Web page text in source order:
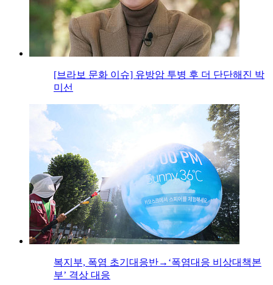
[브라보 문화 이슈] 유방암 투병 후 더 단단해진 박
미선
복지부, 폭염 초기대응반→‘폭염대응 비상대책본
부’ 격상 대응